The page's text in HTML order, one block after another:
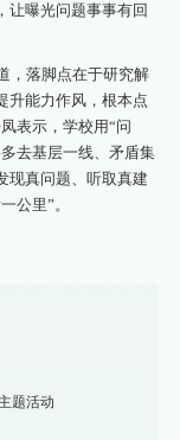
让曝光问题事事有回
，落脚点在于研究解
升能力作风，根本点
表示，学校用“问
去基层一线、矛盾集
现真问题、听取真建
公里”。
题活动